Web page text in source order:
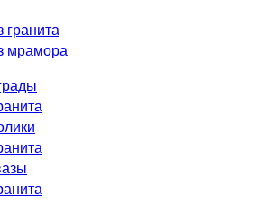
гранита
мрамора